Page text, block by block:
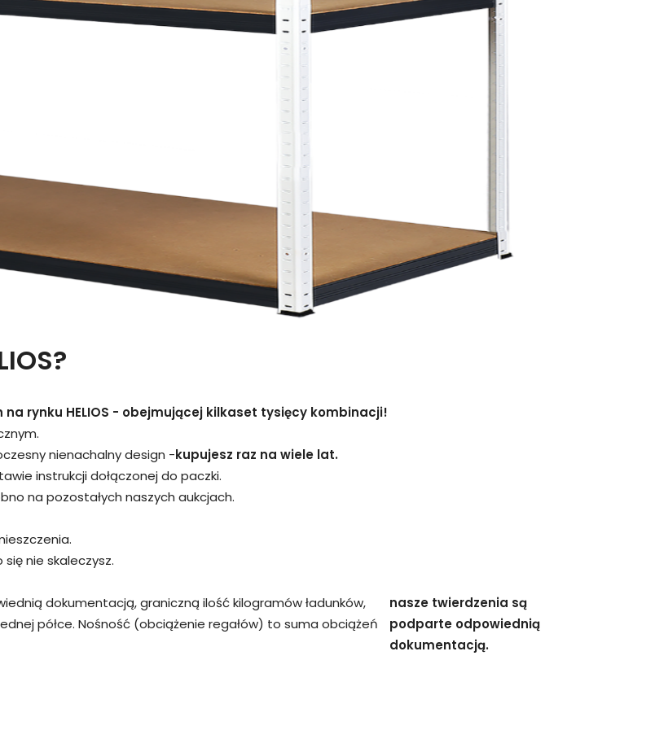
rynku HELIOS - obejmującej kilkaset tysięcy kombinacji!
nienachalny design -kupujesz raz na wiele lat.
instrukcji dołączonej do paczki.
na pozostałych naszych aukcjach.
nie skaleczysz.
dokumentacją, graniczną ilość kilogramów ładunków,
półce. Nośność (obciążenie regałów) to suma obciążeń
nasze twierdzenia są
podparte odpowiednią
dokumentacją.